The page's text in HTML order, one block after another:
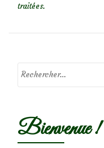
traitées.
Bienvenue !